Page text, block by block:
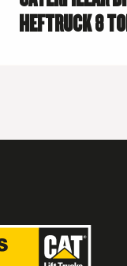
HEFTRUCK 8